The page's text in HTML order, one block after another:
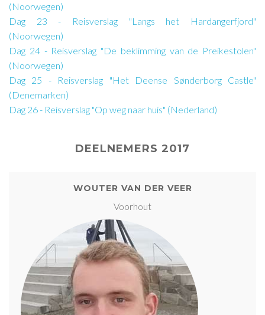
(Noorwegen)
Dag 23 - Reisverslag "Langs het Hardangerfjord"
(Noorwegen)
Dag 24 - Reisverslag "De beklimming van de Preikestolen"
(Noorwegen)
Dag 25 - Reisverslag "Het Deense Sønderborg Castle"
(Denemarken)
Dag 26 - Reisverslag "Op weg naar huis" (Nederland)
DEELNEMERS 2017
WOUTER VAN DER VEER
Voorhout